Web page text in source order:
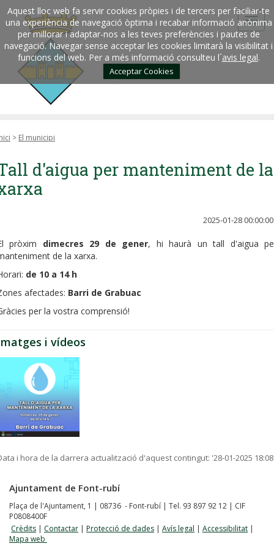
Aquest lloc web fa servir cookies pròpies i de tercers per faciliar-te
una experiència de navegació òptima i recabar informació anònima
per millorar i adaptar-nos a les teves preferències i pautes de
navegació. Navegar sense acceptar les cookies limitarà la visibilitat i
funcions del web. Per a més informació consulteu l´avis legal.
Acceptar Cookies
> El municipi
d'aigua per manteniment de la
2025-01-28 00:00:00
pròxim dimecres 29 de gener, hi haurà un tall d'aigua
de la xarxa.
de 10 a 14 h
afectades: Barri de Grabuac
per la vostra comprensió!
i vídeos
i hora de la darrera actualització d'aquest contingut: '28-01-2025 18:08
Ajuntament de Font-rubí
Plaça de l'Ajuntament, 1 | 08736 - Font-rubí | Tel. 93 897 92 12 | CIF
P0808400F
Crèdits | Contactar | Protecció de dades | Avís legal | Accessibilitat |
Mapa web